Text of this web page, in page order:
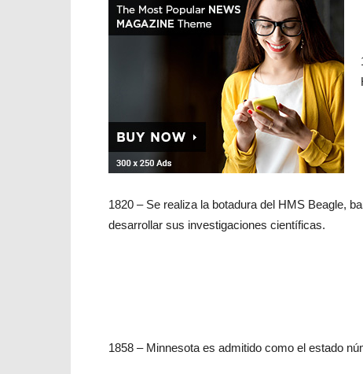
1820 – Se realiza la botadura del HMS Beagle,
desarrollar sus investigaciones científicas.
1858 – Minnesota es admitido como el estado